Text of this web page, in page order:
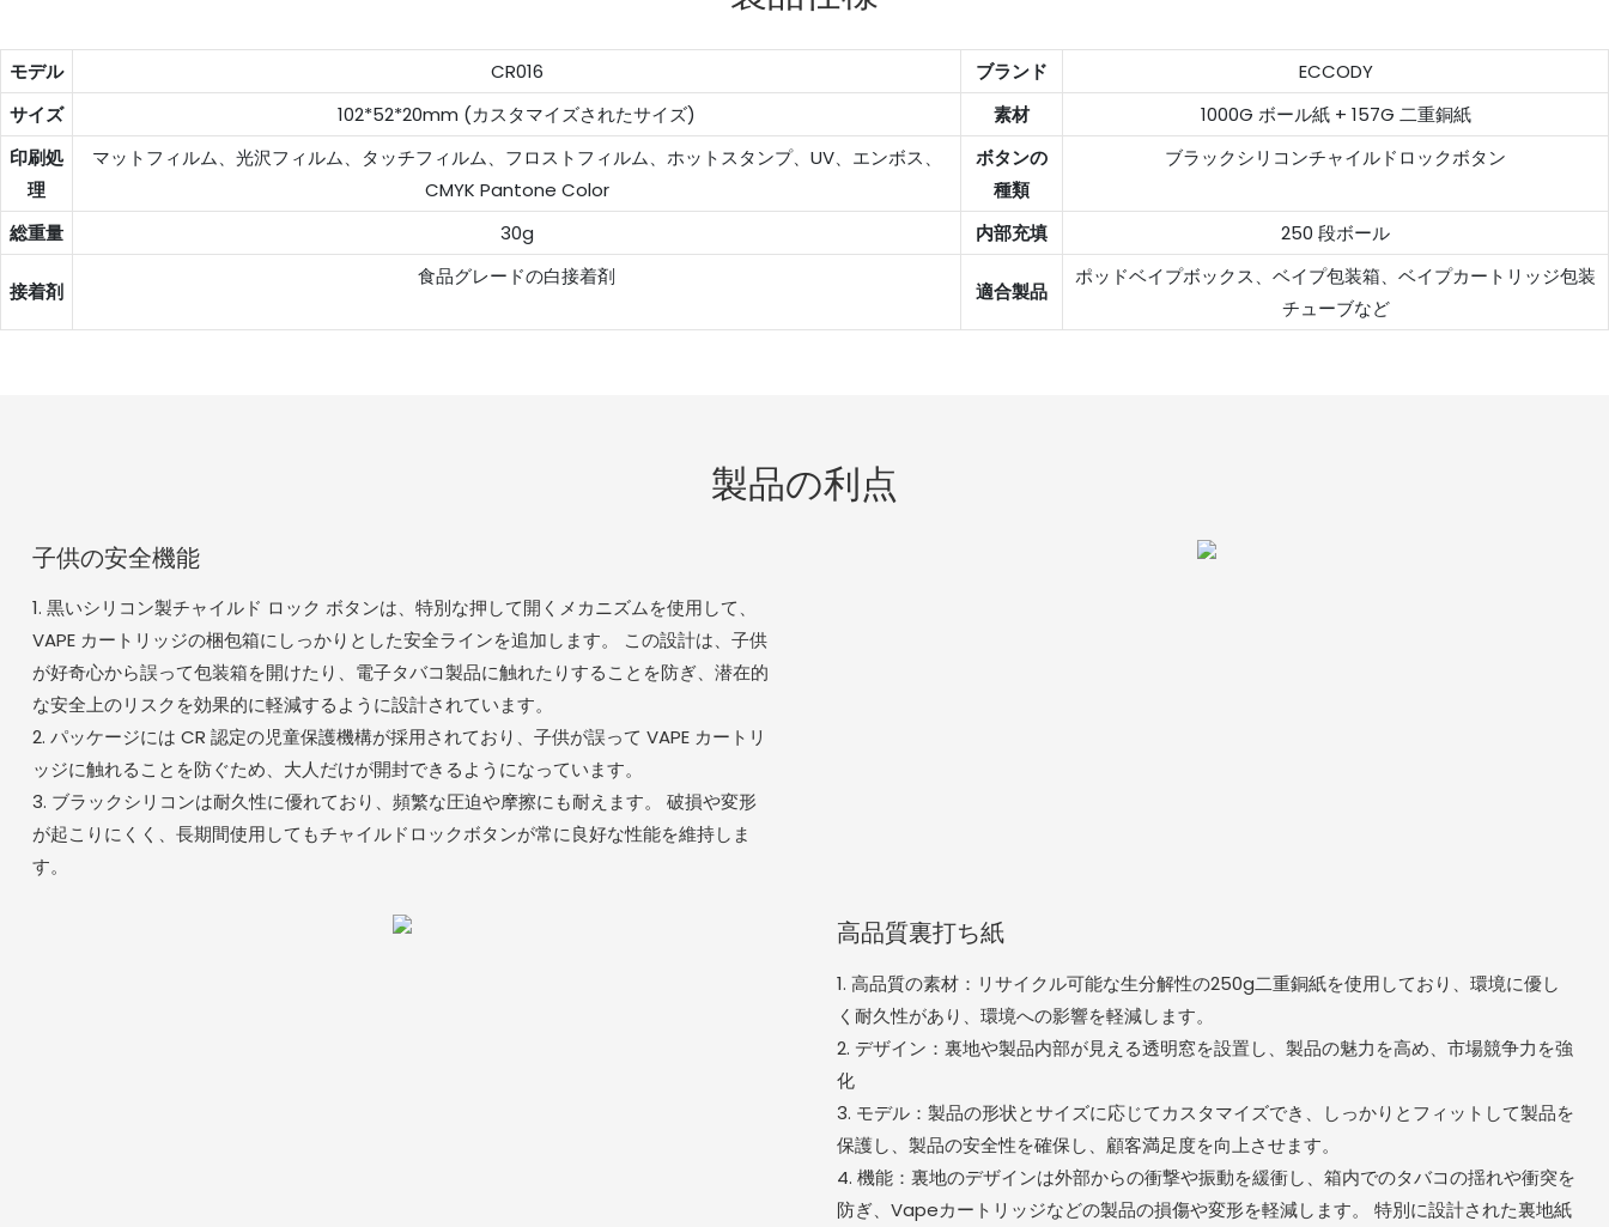
モデル CR016 ブランド
ECCODY
サイズ
102*52*20mm (カスタマイズされたサイズ) 素材
1000G ボール紙 + 157G 二重銅紙
印刷処
理
マットフィルム、光沢フィルム、タッチフィルム、フロストフィルム、ホットスタンプ、UV、エンボス、
CMYK Pantone Color
ボタンの
種類
ブラックシリコンチャイルドロックボタン
総重量 30g 内部充填 250 段ボール
接着剤
食品グレードの白接着剤
適合製品
ポッドベイプボックス、ベイプ包装箱、ベイプカートリッジ包装
チューブなど
製品の利点
子供の安全機能
1. 黒いシリコン製チャイルド ロック ボタンは、特別な押して開くメカニズムを使用して、
VAPE カートリッジの梱包箱にしっかりとした安全ラインを追加します。 この設計は、子供
が好奇心から誤って包装箱を開けたり、電子タバコ製品に触れたりすることを防ぎ、潜在的
な安全上のリスクを効果的に軽減するように設計されています。
2. パッケージには CR 認定の児童保護機構が採用されており、子供が誤って VAPE カートリ
ッジに触れることを防ぐため、大人だけが開封できるようになっています。
3. ブラックシリコンは耐久性に優れており、頻繁な圧迫や摩擦にも耐えます。 破損や変形
が起こりにくく、長期間使用してもチャイルドロックボタンが常に良好な性能を維持しま
す。
高品質裏打ち紙
1. 高品質の素材：リサイクル可能な生分解性の250g二重銅紙を使用しており、環境に優し
く耐久性があり、環境への影響を軽減します。
2. デザイン：裏地や製品内部が見える透明窓を設置し、製品の魅力を高め、市場競争力を強
化
3. モデル：製品の形状とサイズに応じてカスタマイズでき、しっかりとフィットして製品を
保護し、製品の安全性を確保し、顧客満足度を向上させます。
4. 機能：裏地のデザインは外部からの衝撃や振動を緩衝し、箱内でのタバコの揺れや衝突を
防ぎ、Vapeカートリッジなどの製品の損傷や変形を軽減します。 特別に設計された裏地紙